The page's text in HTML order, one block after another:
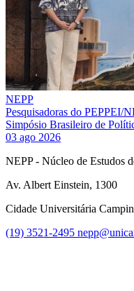
NEPP
Pesquisadoras do PEPPEI/
Simpósio Brasileiro de
03 ago 2026
NEPP - Núcleo de Estudos
Av. Albert Einstein, 1300
Cidade Universitária
(19) 3521-2495